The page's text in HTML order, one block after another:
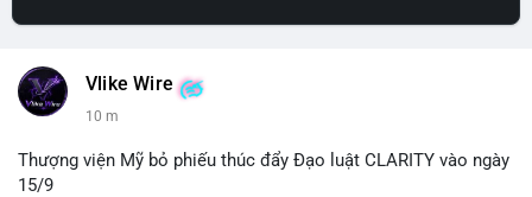
Vlike Wire
10 m
Thượng viện Mỹ bỏ phiếu thúc đẩy Đạo luật CLARITY vào ngày
15/9